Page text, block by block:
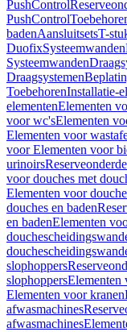
PushControl
PushControl
badenAansluitsetsT-
DuofixSysteemwanden
Systeemwanden
Draagsystemen
ToebehorenInstallatie-
elementenElementen
voor wc'sElementen
Elementen voor
voor Elementen voor
urinoirs
voor douches met
Elementen voor
douches en baden
en badenElementen
slophoppers
slophoppersElementen
Elementen voor kranen
afwasmachines
afwasmachines